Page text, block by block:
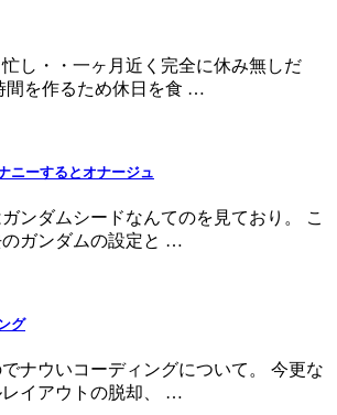
し・・一ヶ月近く完全に休み無しだ
間を作るため休日を食 …
ニーするとオナージュ
ンダムシードなんてのを見ており。 こ
ガンダムの設定と …
グ
ナウいコーディングについて。 今更な
イアウトの脱却、 …